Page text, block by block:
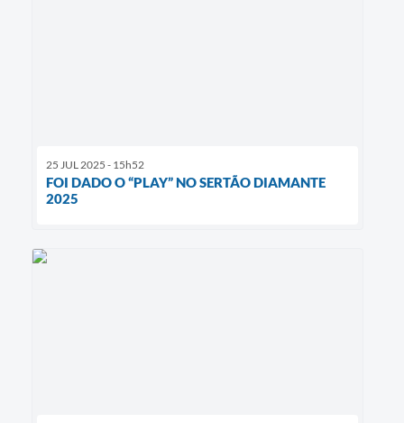
25 JUL 2025 - 15h52
FOI DADO O “PLAY” NO SERTÃO DIAMANTE
2025